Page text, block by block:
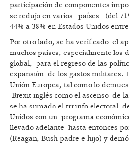
participación de componentes
se redujo en varios países (del
44% a 38% en Estados Unidos
Por otro lado, se ha verificado el
muchos países, especialmente los
global, para el regreso de las
expansión de los gastos militares.
Unión Europea, tal como lo
Brexit inglés como el ascenso de
se ha sumado el triunfo electoral
Unidos con un programa
llevado adelante hasta entonces
(Reagan, Bush padre e hijo) y